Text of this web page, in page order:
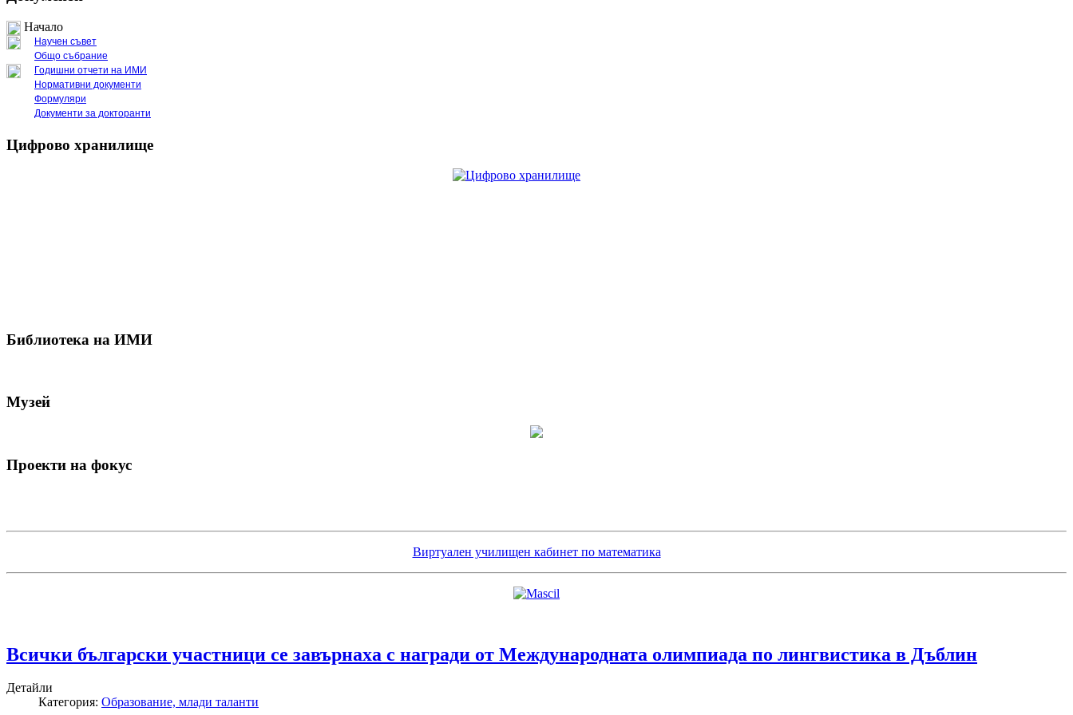
Начало
Научен съвет
Общо събрание
Годишни отчети на ИМИ
Нормативни документи
Формуляри
Документи за докторанти
Цифрово хранилище
Библиотека на ИМИ
Музей
Проекти на фокус
Виртуален училищен кабинет по математика
Всички български участници се завърнаха с награди от Международната олимпиада по лингвистика в Дъблин
Детайли
Категория: Образование, млади таланти